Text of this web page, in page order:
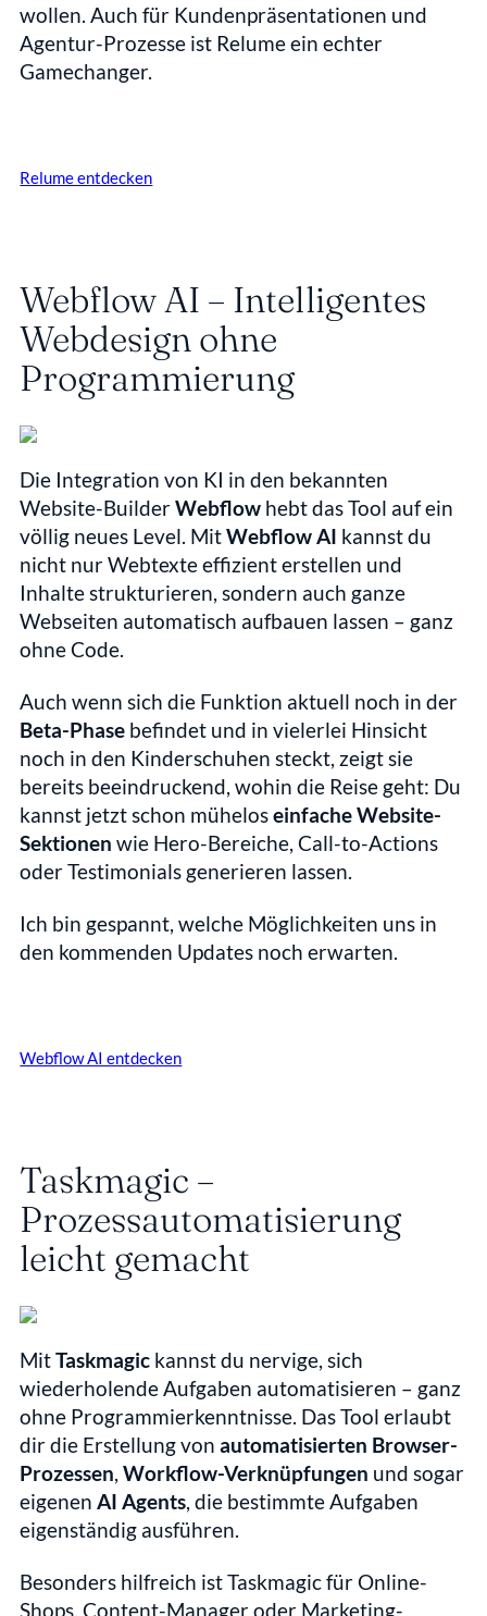
wollen. Auch für Kundenpräsentationen und
Agentur-Prozesse ist Relume ein echter
Gamechanger.
Relume entdecken
Webflow AI – Intelligentes
Webdesign ohne
Programmierung
Die Integration von KI in den bekannten
Website-Builder Webflow hebt das Tool auf ein
völlig neues Level. Mit Webflow AI kannst du
nicht nur Webtexte effizient erstellen und
Inhalte strukturieren, sondern auch ganze
Webseiten automatisch aufbauen lassen – ganz
ohne Code.
Beta-Phase befindet und in vielerlei Hinsicht
noch in den Kinderschuhen steckt, zeigt sie
bereits beeindruckend, wohin die Reise geht: Du
kannst jetzt schon mühelos einfache Website-
Sektionen wie Hero-Bereiche, Call-to-Actions
oder Testimonials generieren lassen.
Ich bin gespannt, welche Möglichkeiten uns in
den kommenden Updates noch erwarten.
Webflow AI entdecken
Taskmagic –
Prozessautomatisierung
leicht gemacht
Mit Taskmagic kannst du nervige, sich
wiederholende Aufgaben automatisieren – ganz
ohne Programmierkenntnisse. Das Tool erlaubt
dir die Erstellung von automatisierten Browser-
Prozessen, Workflow-Verknüpfungen und sogar
eigenen AI Agents, die bestimmte Aufgaben
eigenständig ausführen.
Besonders hilfreich ist Taskmagic für Online-
Shops, Content-Manager oder Marketing-